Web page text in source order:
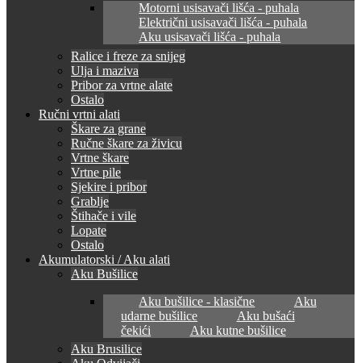
Motorni usisavači lišća - puhala
Električni usisavači lišća - puhala
Aku usisavači lišća - puhala
Ralice i freze za snijeg
Ulja i maziva
Pribor za vrtne alate
Ostalo
Ručni vrtni alati
Škare za grane
Ručne škare za živicu
Vrtne škare
Vrtne pile
Sjekire i pribor
Grablje
Štihače i vile
Lopate
Ostalo
Akumulatorski / Aku alati
Aku Bušilice
Aku bušilice - klasične
Aku
udarne bušilice
Aku bušaći
čekići
Aku kutne bušilice
Aku Brusilice